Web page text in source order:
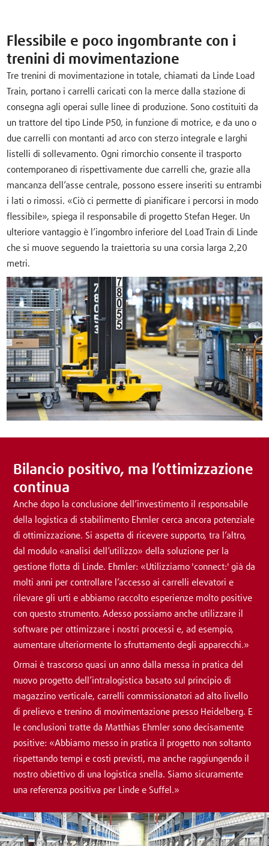
Flessibile e poco ingombrante con i
trenini di movimentazione
Tre trenini di movimentazione in totale, chiamati da Linde Load
Train, portano i carrelli caricati con la merce dalla stazione di
consegna agli operai sulle linee di produzione. Sono costituiti da
un trattore del tipo Linde P50, in funzione di motrice, e da uno o
due carrelli con montanti ad arco con sterzo integrale e larghi
listelli di sollevamento. Ogni rimorchio consente il trasporto
contemporaneo di rispettivamente due carrelli che, grazie alla
mancanza dell’asse centrale, possono essere inseriti su entrambi
i lati o rimossi. «Ciò ci permette di pianificare i percorsi in modo
flessibile», spiega il responsabile di progetto Stefan Heger. Un
ulteriore vantaggio è l’ingombro inferiore del Load Train di Linde
che si muove seguendo la traiettoria su una corsia larga 2,20
metri.
Bilancio positivo, ma l’ottimizzazione
continua
Anche dopo la conclusione dell’investimento il responsabile
della logistica di stabilimento Ehmler cerca ancora potenziale
di ottimizzazione. Si aspetta di ricevere supporto, tra l’altro,
dal modulo «analisi dell’utilizzo» della soluzione per la
gestione flotta di Linde. Ehmler: «Utilizziamo 'connect:' già da
molti anni per controllare l’accesso ai carrelli elevatori e
rilevare gli urti e abbiamo raccolto esperienze molto positive
con questo strumento. Adesso possiamo anche utilizzare il
software per ottimizzare i nostri processi e, ad esempio,
aumentare ulteriormente lo sfruttamento degli apparecchi.»
Ormai è trascorso quasi un anno dalla messa in pratica del
nuovo progetto dell’intralogistica basato sul principio di
magazzino verticale, carrelli commissionatori ad alto livello
di prelievo e trenino di movimentazione presso Heidelberg. E
le conclusioni tratte da Matthias Ehmler sono decisamente
positive: «Abbiamo messo in pratica il progetto non soltanto
rispettando tempi e costi previsti, ma anche raggiungendo il
nostro obiettivo di una logistica snella. Siamo sicuramente
una referenza positiva per Linde e Suffel.»